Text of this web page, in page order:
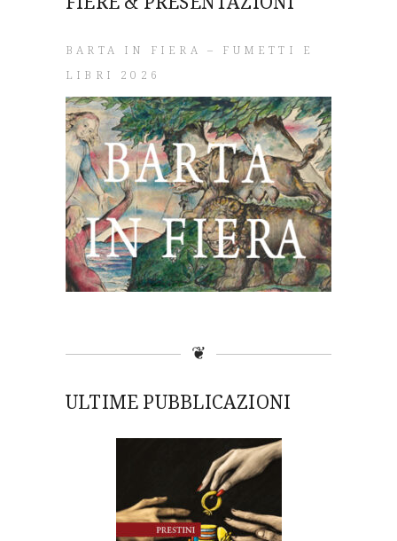
BARTA IN FIERA – FUMETTI E
LIBRI 2026
❦
ULTIME PUBBLICAZIONI